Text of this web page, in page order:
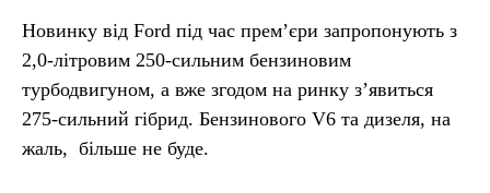
Новинку від Ford під час прем’єри запропонують з
2,0-літровим 250-сильним бензиновим
турбодвигуном, а вже згодом на ринку з’явиться
275-сильний гібрид. Бензинового V6 та дизеля, на
жаль, більше не буде.